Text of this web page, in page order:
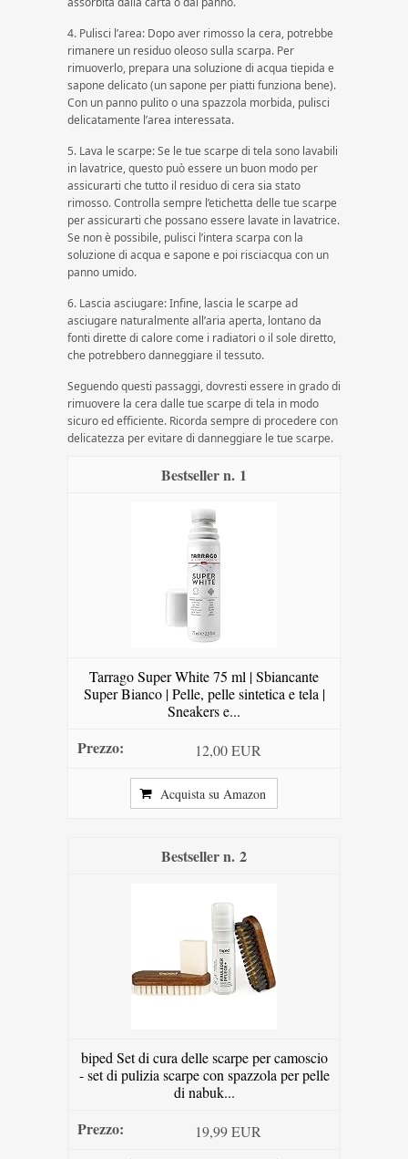
4. Pulisci l’area: Dopo aver rimosso la cera, potrebbe
rimanere un residuo oleoso sulla scarpa. Per
rimuoverlo, prepara una soluzione di acqua tiepida e
sapone delicato (un sapone per piatti funziona bene).
Con un panno pulito o una spazzola morbida, pulisci
delicatamente l’area interessata.
5. Lava le scarpe: Se le tue scarpe di tela sono lavabili
in lavatrice, questo può essere un buon modo per
assicurarti che tutto il residuo di cera sia stato
rimosso. Controlla sempre l’etichetta delle tue scarpe
per assicurarti che possano essere lavate in lavatrice.
Se non è possibile, pulisci l’intera scarpa con la
soluzione di acqua e sapone e poi risciacqua con un
panno umido.
6. Lascia asciugare: Infine, lascia le scarpe ad
asciugare naturalmente all’aria aperta, lontano da
fonti dirette di calore come i radiatori o il sole diretto,
che potrebbero danneggiare il tessuto.
Seguendo questi passaggi, dovresti essere in grado di
rimuovere la cera dalle tue scarpe di tela in modo
sicuro ed efficiente. Ricorda sempre di procedere con
delicatezza per evitare di danneggiare le tue scarpe.
1
Tarrago Super White 75 ml | Sbiancante
Super Bianco | Pelle, pelle sintetica e tela |
Sneakers e...
12,00 EUR
Acquista su Amazon
2
biped Set di cura delle scarpe per camoscio
- set di pulizia scarpe con spazzola per pelle
di nabuk...
19,99 EUR